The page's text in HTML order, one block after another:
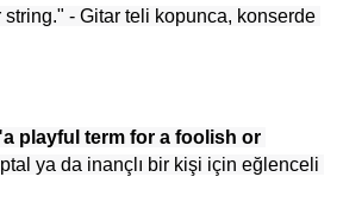
- Gitar teli kopunca, konserde
playful term for a foolish or
ya da inançlı bir kişi için eğlenceli